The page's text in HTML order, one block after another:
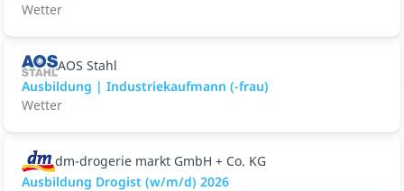
Wetter
AOS Stahl
Ausbildung | Industriekaufmann (-frau)
Wetter
dm-drogerie markt GmbH + Co. KG
Ausbildung Drogist (w/m/d) 2026